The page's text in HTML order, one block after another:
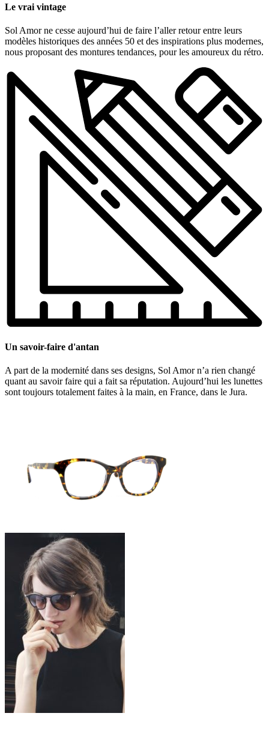
Le vrai vintage
Sol Amor ne cesse aujourd’hui de faire l’aller retour entre leurs
modèles historiques des années 50 et des inspirations plus modernes,
nous proposant des montures tendances, pour les amoureux du rétro.
Un savoir-faire d'antan
A part de la modernité dans ses designs, Sol Amor n’a rien changé
quant au savoir faire qui a fait sa réputation. Aujourd’hui les lunettes
sont toujours totalement faites à la main, en France, dans le Jura.